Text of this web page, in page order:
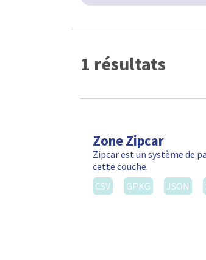
1 résultats
Zone Zipcar
Zipcar est un système de
cette couche.
CSV
GPKG JSON